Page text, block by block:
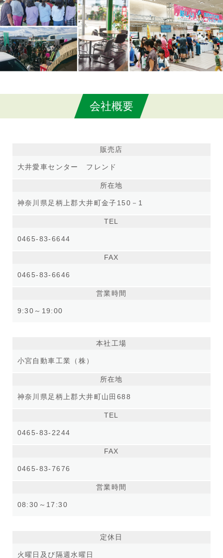
会社概要
販売店
大井愛車センター フレンド
所在地
神奈川県足柄上郡大井町金子150－1
TEL
0465-83-6644
FAX
0465-83-6646
営業時間
9:30～19:00
本社工場
小宮自動車工業（株）
所在地
神奈川県足柄上郡大井町山田688
TEL
0465-83-2244
FAX
0465-83-7676
営業時間
08:30～17:30
定休日
火曜日及び隔週水曜日